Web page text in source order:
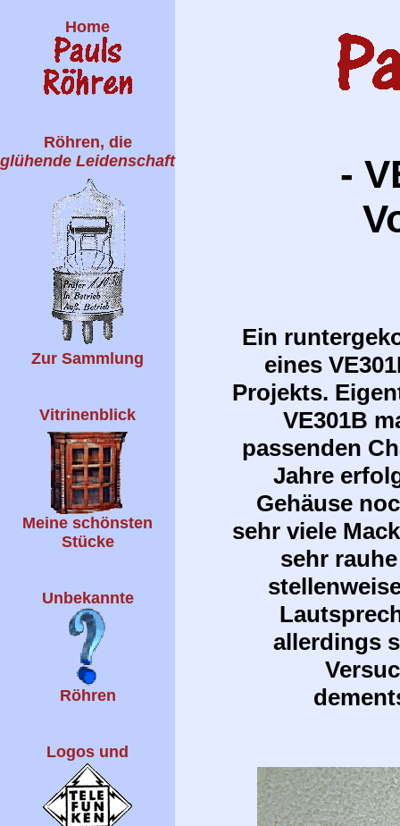
Home
Röhren, die
glühende Leidenschaft
Zur Sammlung
Vitrinenblick
Meine schönsten
Stücke
Unbekannte
Röhren
Logos und
-
Ein
eines
Projekts.
VE301B
passenden
Jahre
Gehäuse
sehr viele
sehr
allerdings